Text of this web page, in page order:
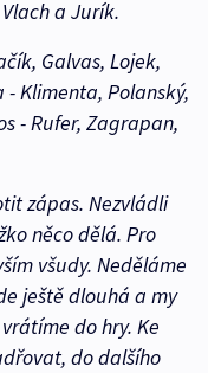
a Jurík.
Galvas, Lojek,
Klimenta, Polanský,
- Rufer, Zagrapan,
zápas. Nezvládli
něco dělá. Pro
všudy. Neděláme
ještě dlouhá a my
do hry. Ke
do dalšího